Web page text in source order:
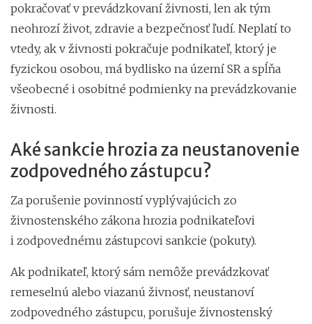
pokračovať v prevádzkovaní živnosti, len ak tým
neohrozí život, zdravie a bezpečnosť ľudí. Neplatí to
vtedy, ak v živnosti pokračuje podnikateľ, ktorý je
fyzickou osobou, má bydlisko na území SR a spĺňa
všeobecné i osobitné podmienky na prevádzkovanie
živnosti.
Aké sankcie hrozia za neustanovenie
zodpovedného zástupcu?
Za porušenie povinností vyplývajúcich zo
živnostenského zákona hrozia podnikateľovi
i zodpovednému zástupcovi sankcie (pokuty).
Ak podnikateľ, ktorý sám nemôže prevádzkovať
remeselnú alebo viazanú živnosť, neustanoví
zodpovedného zástupcu, porušuje živnostenský